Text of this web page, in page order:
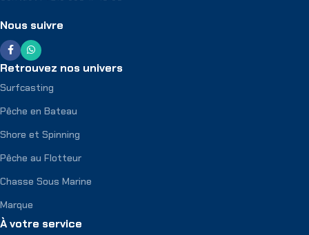
Nous suivre
Retrouvez nos univers
Surfcasting
Pêche en Bateau
Shore et Spinning
Pêche au Flotteur
Chasse Sous Marine
Marque
À votre service